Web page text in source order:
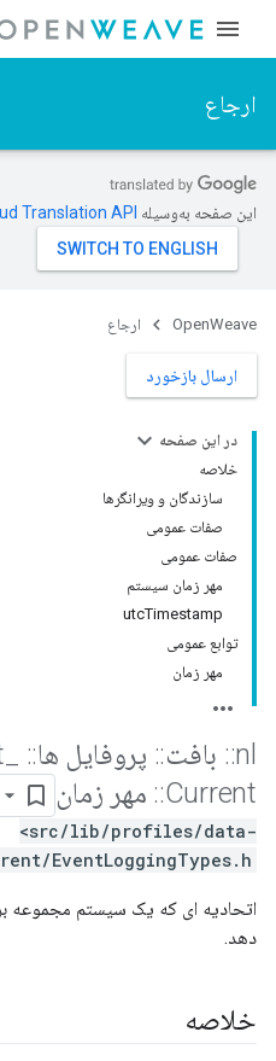
ارجاع
این صفحه به‌وسیله
OpenWeave ارجاع
ارسال بازخورد
در این صفحه
خلاصه
سازندگان و ویرانگرها
صفات عمومی
صفات عمومی
مهر زمان سیستم
utcTimestamp
توابع عمومی
مهر زمان
nl
:: بافت:: پروفایل ها::
Current
:: مهر زمان
<src/lib/profiles/data-
EventLoggingTypes.h>
دهد.
خلاصه